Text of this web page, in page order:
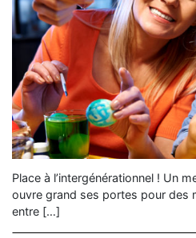
Place à l’intergénérationnel ! Un
ouvre grand ses portes pour des
entre […]